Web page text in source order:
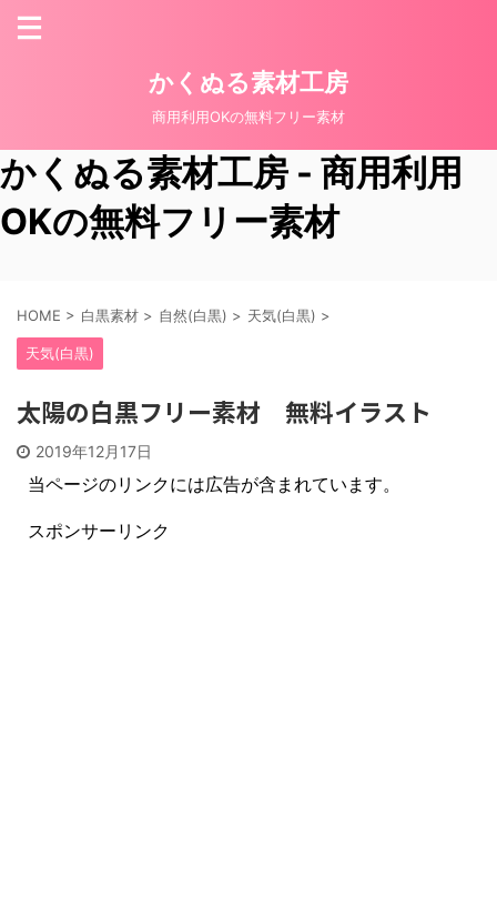
かくぬる素材工房
商用利用OKの無料フリー素材
かくぬる素材工房 - 商用利用
OKの無料フリー素材
HOME > 白黒素材 > 自然(白黒) > 天気(白黒) >
天気(白黒)
太陽の白黒フリー素材 無料イラスト
2019年12月17日
当ページのリンクには広告が含まれています。
スポンサーリンク